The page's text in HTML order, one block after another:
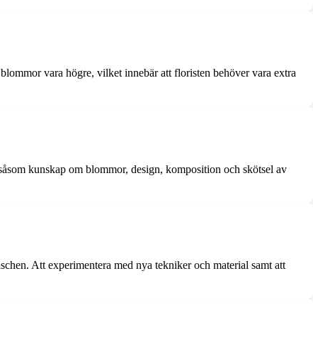
vara högre, vilket innebär att floristen behöver vara extra
kunskap om blommor, design, komposition och skötsel av
Att experimentera med nya tekniker och material samt att